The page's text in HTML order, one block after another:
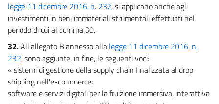
legge 11 dicembre 2016, n. 232, si applicano anche agli
investimenti in beni immateriali strumentali effettuati nel
periodo di cui al comma 30.
32.All'allegato B annesso alla legge 11 dicembre 2016, n.
232, sono aggiunte, in fine, le seguenti voci:
« sistemi di gestione della supply chain finalizzata al drop
shipping nell'e-commerce;
software e servizi digitali per la fruizione immersiva, interattiva